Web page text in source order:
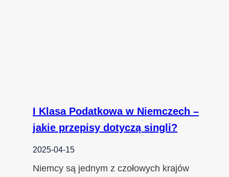
I Klasa Podatkowa w Niemczech –
jakie przepisy dotyczą singli?
2025-04-15
Niemcy są jednym z czołowych krajów